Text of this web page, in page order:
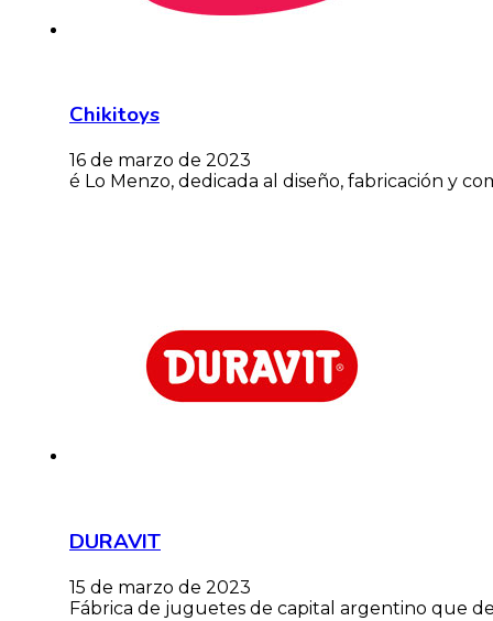
Chikitoys
16 de marzo de 2023
é Lo Menzo, dedicada al diseño, fabricación y
DURAVIT
15 de marzo de 2023
Fábrica de juguetes de capital argentino que